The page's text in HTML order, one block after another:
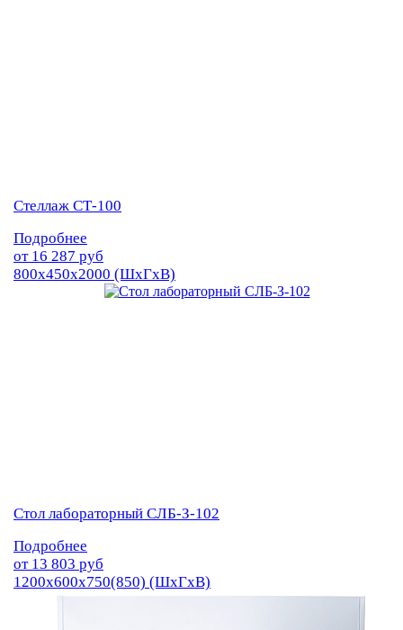
Стеллаж СТ-100
Подробнее
от 16 287 руб
800х450х2000 (ШхГхВ)
Стол лабораторный СЛБ-З-102
Подробнее
от 13 803 руб
1200х600х750(850) (ШхГхВ)